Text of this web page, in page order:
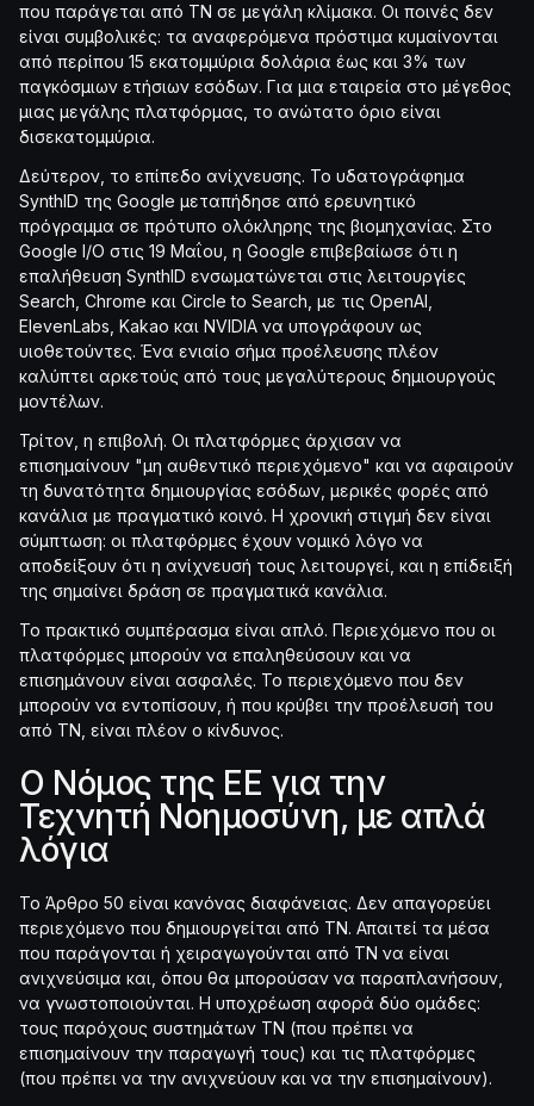
που παράγεται από ΤΝ σε μεγάλη κλίμακα. Οι ποινές δεν
είναι συμβολικές: τα αναφερόμενα πρόστιμα κυμαίνονται
από περίπου 15 εκατομμύρια δολάρια έως και 3% των
παγκόσμιων ετήσιων εσόδων. Για μια εταιρεία στο μέγεθος
μιας μεγάλης πλατφόρμας, το ανώτατο όριο είναι
δισεκατομμύρια.
Δεύτερον, το επίπεδο ανίχνευσης. Το υδατογράφημα
SynthID της Google μεταπήδησε από ερευνητικό
πρόγραμμα σε πρότυπο ολόκληρης της βιομηχανίας. Στο
Google I/O στις 19 Μαΐου, η Google επιβεβαίωσε ότι η
επαλήθευση SynthID ενσωματώνεται στις λειτουργίες
Search, Chrome και Circle to Search, με τις OpenAI,
ElevenLabs, Kakao και NVIDIA να υπογράφουν ως
υιοθετούντες. Ένα ενιαίο σήμα προέλευσης πλέον
καλύπτει αρκετούς από τους μεγαλύτερους δημιουργούς
μοντέλων.
Τρίτον, η επιβολή. Οι πλατφόρμες άρχισαν να
επισημαίνουν "μη αυθεντικό περιεχόμενο" και να αφαιρούν
τη δυνατότητα δημιουργίας εσόδων, μερικές φορές από
κανάλια με πραγματικό κοινό. Η χρονική στιγμή δεν είναι
σύμπτωση: οι πλατφόρμες έχουν νομικό λόγο να
αποδείξουν ότι η ανίχνευσή τους λειτουργεί, και η επίδειξή
της σημαίνει δράση σε πραγματικά κανάλια.
Το πρακτικό συμπέρασμα είναι απλό. Περιεχόμενο που οι
πλατφόρμες μπορούν να επαληθεύσουν και να
επισημάνουν είναι ασφαλές. Το περιεχόμενο που δεν
μπορούν να εντοπίσουν, ή που κρύβει την προέλευσή του
από ΤΝ, είναι πλέον ο κίνδυνος.
Ο Νόμος της ΕΕ για την
Τεχνητή Νοημοσύνη, με απλά
λόγια
Το Άρθρο 50 είναι κανόνας διαφάνειας. Δεν απαγορεύει
περιεχόμενο που δημιουργείται από ΤΝ. Απαιτεί τα μέσα
που παράγονται ή χειραγωγούνται από ΤΝ να είναι
ανιχνεύσιμα και, όπου θα μπορούσαν να παραπλανήσουν,
να γνωστοποιούνται. Η υποχρέωση αφορά δύο ομάδες:
τους παρόχους συστημάτων ΤΝ (που πρέπει να
επισημαίνουν την παραγωγή τους) και τις πλατφόρμες
(που πρέπει να την ανιχνεύουν και να την επισημαίνουν).